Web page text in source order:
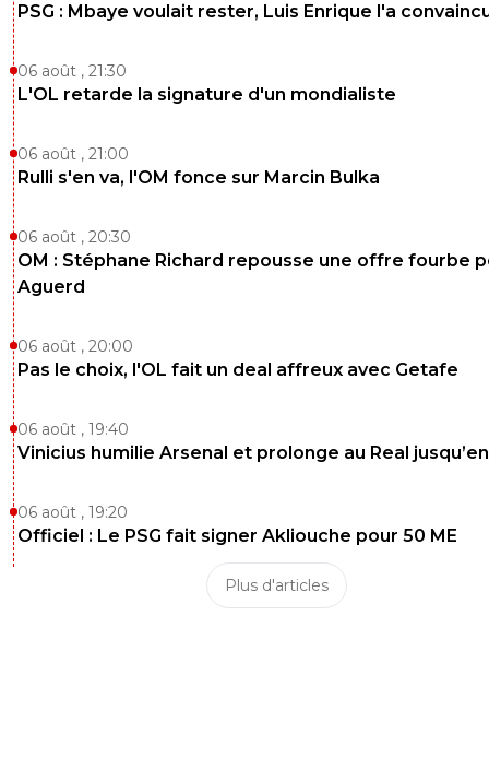
PSG : Mbaye voulait rester, Luis Enrique l'a
06 août , 21:30
L'OL retarde la signature d'un mondialiste
06 août , 21:00
Rulli s'en va, l'OM fonce sur Marcin Bulka
06 août , 20:30
OM : Stéphane Richard repousse une offre fourbe
Aguerd
06 août , 20:00
Pas le choix, l'OL fait un deal affreux avec Getafe
06 août , 19:40
Vinicius humilie Arsenal et prolonge au Real
06 août , 19:20
Officiel : Le PSG fait signer Akliouche pour 50 ME
Plus d'articles